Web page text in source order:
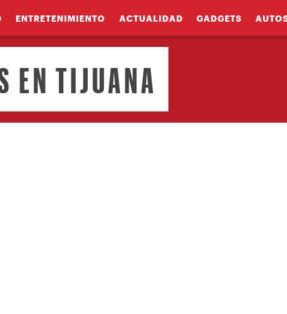
ENTRETENIMIENTO ACTUALIDAD GADGETS
EN TIJUANA